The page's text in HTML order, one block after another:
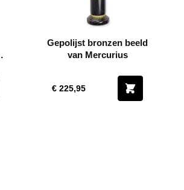
Gepolijst bronzen beeld
van Mercurius
€ 225,95